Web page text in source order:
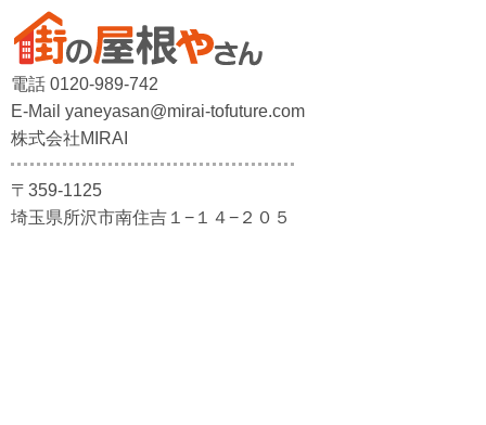
電話 0120-989-742
E-Mail yaneyasan@mirai-tofuture.com
株式会社MIRAI
〒359-1125
埼玉県所沢市南住吉１−１４−２０５